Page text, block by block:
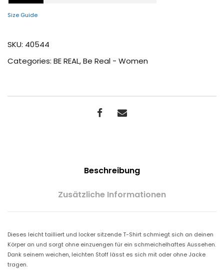
Size Guide
SKU: 40544
Categories: BE REAL,Be Real - Women
Beschreibung
Zusätzliche Informationen
Dieses leicht tailliert und locker sitzende T-Shirt schmiegt sich an deinen
Körper an und sorgt ohne einzuengen für ein schmeichelhaftes Aussehen.
Dank seinem weichen, leichten Stoff lässt es sich mit oder ohne Jacke
tragen.